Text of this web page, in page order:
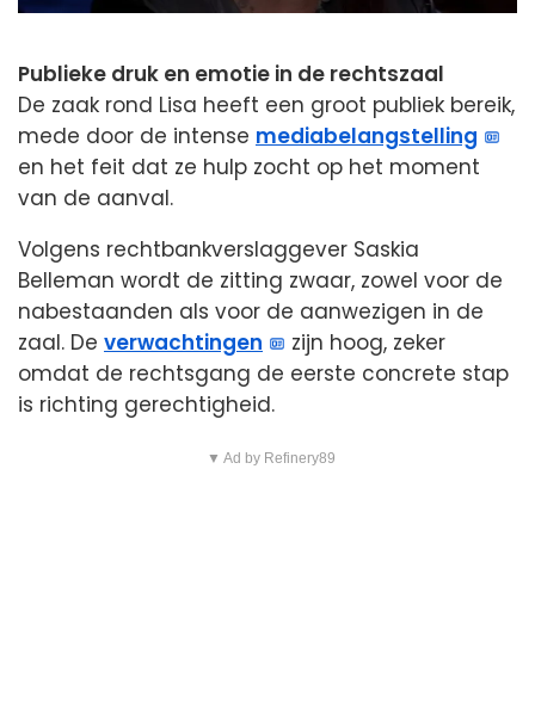
Publieke druk en emotie in de rechtszaal
De zaak rond Lisa heeft een groot publiek bereik,
mede door de intense mediabelangstelling
en het feit dat ze hulp zocht op het moment
van de aanval.
Volgens rechtbankverslaggever Saskia
Belleman wordt de zitting zwaar, zowel voor de
nabestaanden als voor de aanwezigen in de
zaal. De verwachtingen
zijn hoog, zeker
omdat de rechtsgang de eerste concrete stap
is richting gerechtigheid.
▼ Ad by Refinery89